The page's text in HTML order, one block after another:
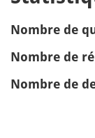
Nombre de
Nombre de
Nombre de